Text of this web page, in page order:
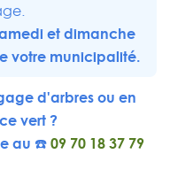
et dimanche
votre municipalité.
d'arbres ou en
vert ?
au ☎️09 70 18 37 79